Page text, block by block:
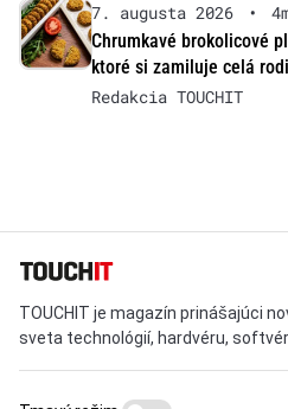
7. augusta 2026 •
Chrumkavé brokolicové
ktoré si zamiluje celá
Redakcia TOUCHIT
TOUCHIT je magazín prinášajúci
sveta technológií, hardvéru,